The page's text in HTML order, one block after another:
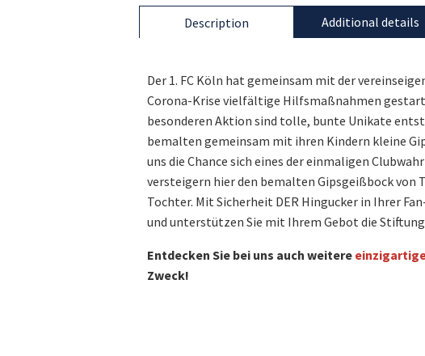
Description
Der 1. FC Köln hat gemeinsam mit der
Corona-Krise vielfältige Hilfsmaßnahmen
besonderen Aktion sind tolle, bunte Unikate
bemalten gemeinsam mit ihren Kindern kleine
uns die Chance sich eines der einmaligen
versteigern hier den bemalten Gipsgeißbock von
Tochter. Mit Sicherheit DER Hingucker in Ihrer
und unterstützen Sie mit Ihrem Gebot die Stiftung
Entdecken Sie bei uns auch weitere
Zweck!
Additional details